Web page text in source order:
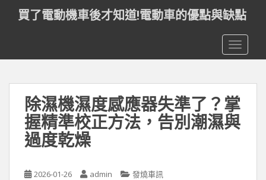
t
買了電動機車後才知道!電動車的優點與缺點
除濕機濕度感應器失準了？掌
握精準校正方法，告別潮濕與
過度乾燥
2026-01-26 admin 發燒車訊